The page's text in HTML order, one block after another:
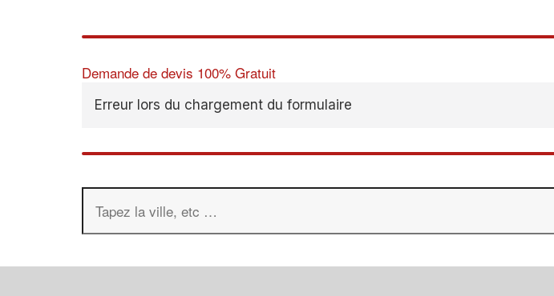
Demande de devis 100% Gratuit
Erreur lors du chargement du formulaire